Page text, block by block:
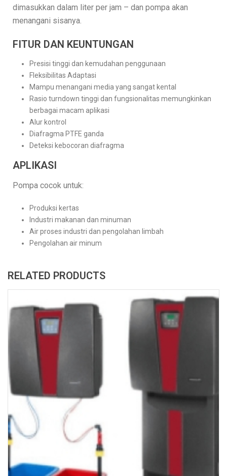
dimasukkan dalam liter per jam – dan pompa akan
menangani sisanya.
FITUR DAN KEUNTUNGAN
Presisi tinggi dan kemudahan penggunaan
Fleksibilitas Adaptasi
Mampu menangani media yang sangat kental
Rasio turndown tinggi dan fungsionalitas memungkinkan
berbagai macam aplikasi
Alur kontrol
Diafragma PTFE ganda
Deteksi kebocoran diafragma
APLIKASI
Pompa cocok untuk:
Produksi kertas
Industri makanan dan minuman
Air proses industri dan pengolahan limbah
Pengolahan air minum
RELATED PRODUCTS